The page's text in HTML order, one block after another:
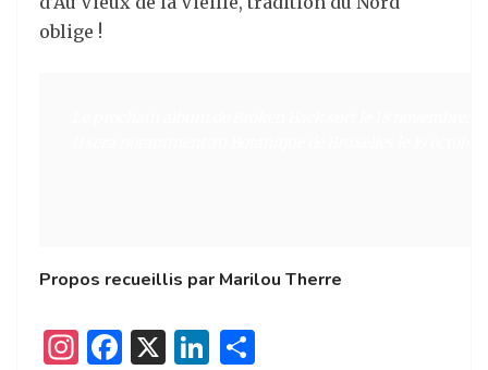
oblige !
Propos recueillis par Marilou Therre
I
F
X
Li